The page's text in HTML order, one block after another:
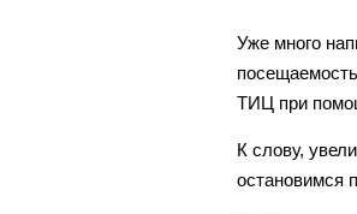
Уже много
ТИЦ при
К слову,
остановимся